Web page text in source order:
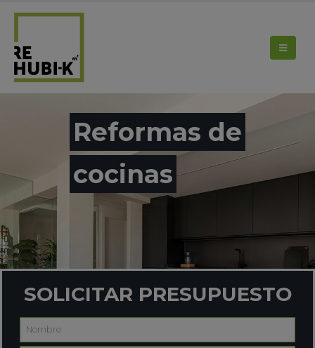
Reformas de
cocinas
SOLICITAR PRESUPUESTO